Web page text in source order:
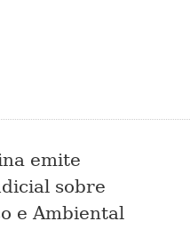
emite
sobre
e Ambiental